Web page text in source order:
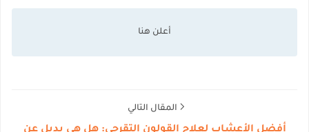
المقال التالي
أفضل الأعشاب لعلاج القولون التقرحي: هل هي بديل عن